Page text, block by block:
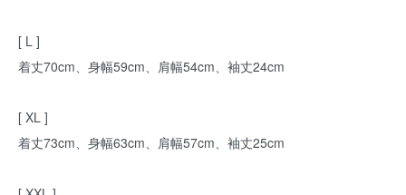
[ L ]
着丈70cm、身幅59cm、肩幅54cm、袖丈24cm
[ XL ]
着丈73cm、身幅63cm、肩幅57cm、袖丈25cm